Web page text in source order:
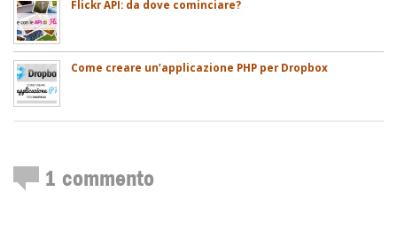
Flickr API: da dove cominciare?
Come creare un’applicazione PHP per Dropbox
1 commento